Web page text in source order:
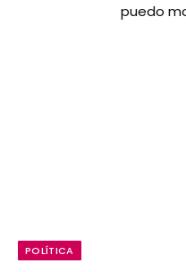
puedo
POLÍTICA